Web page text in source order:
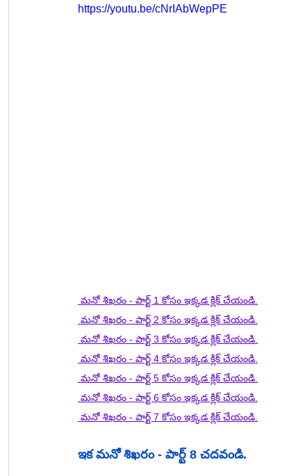
https://youtu.be/cNrIAbWepPE
మనో శిఖరం - పార్ట్ 1 కోసం ఇక్కడ క్లిక్ చేయండి.
మనో శిఖరం - పార్ట్ 2 కోసం ఇక్కడ క్లిక్ చేయండి.
మనో శిఖరం - పార్ట్ 3 కోసం ఇక్కడ క్లిక్ చేయండి.
మనో శిఖరం - పార్ట్ 4 కోసం ఇక్కడ క్లిక్ చేయండి.
మనో శిఖరం - పార్ట్ 5 కోసం ఇక్కడ క్లిక్ చేయండి.
మనో శిఖరం - పార్ట్ 6 కోసం ఇక్కడ క్లిక్ చేయండి.
మనో శిఖరం - పార్ట్ 7 కోసం ఇక్కడ క్లిక్ చేయండి.
ఇక మనో శిఖరం - పార్ట్ 8 చదవండి.